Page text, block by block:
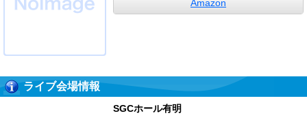
Amazon
ライブ会場情報
SGCホール有明